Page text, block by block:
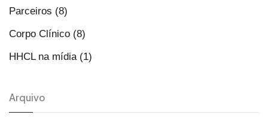
Parceiros (8)
Corpo Clínico (8)
HHCL na mídia (1)
Arquivo